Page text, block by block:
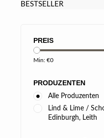
PREIS
Min: €0
PRODUZENTEN
Alle Produzenten
Lind & Lime /
Edinburgh, Leith
BESTSELLER